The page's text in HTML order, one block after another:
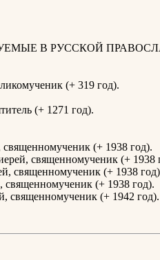
В РУССКОЙ
(+ 319 год).
(+ 1271 год).
священномученик (+ 1938 год).
священномученик (+ 1938
священномученик (+ 1938
священномученик (+ 1938 год).
священномученик (+ 1942 год).